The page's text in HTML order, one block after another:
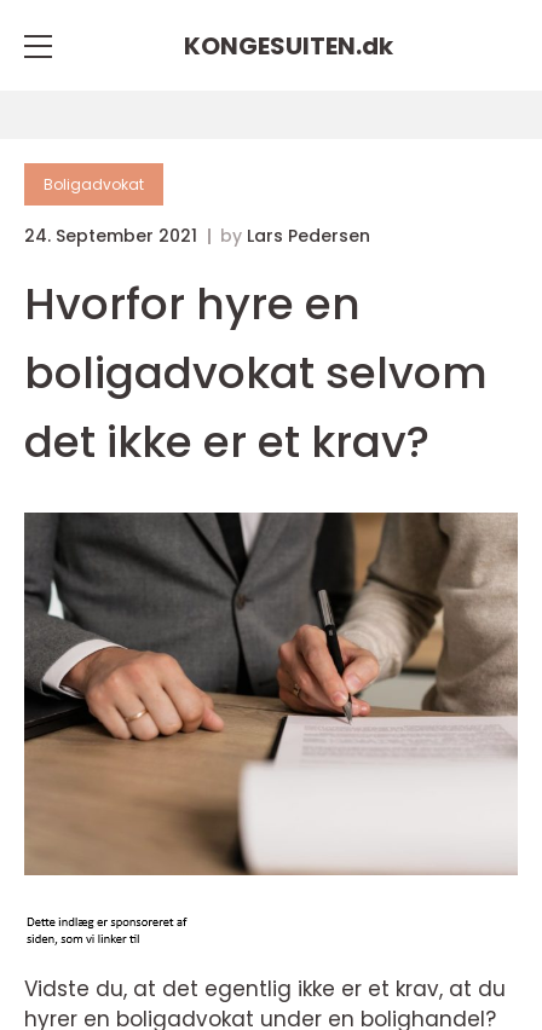
KONGESUITEN.dk
Boligadvokat
24. September 2021 by Lars Pedersen
Hvorfor hyre en
boligadvokat selvom
det ikke er et krav?
Vidste du, at det egentlig ikke er et krav, at du
hyrer en boligadvokat under en bolighandel?